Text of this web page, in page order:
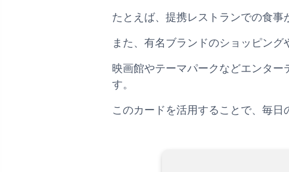
たとえば、提携レストランでの食事
また、有名ブランドのショッピン
映画館やテーマパークなどエンタ
す。
このカードを活用することで、毎日